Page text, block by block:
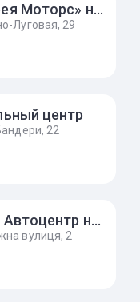
Автоцентр «Корея Моторс» на Подоле
Луговая, 29
центр
22
Автосалон KIA - Автоцентр на Борщагівці
вулиця, 2